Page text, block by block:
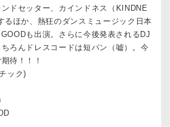
ドセッター、カインドネス（KINDNE
るほか、熱狂のダンスミュージック日本
も出演。さらに今後発表されるDJ
ろんドレスコードは短パン（嘘）。今
待！！！
ック)